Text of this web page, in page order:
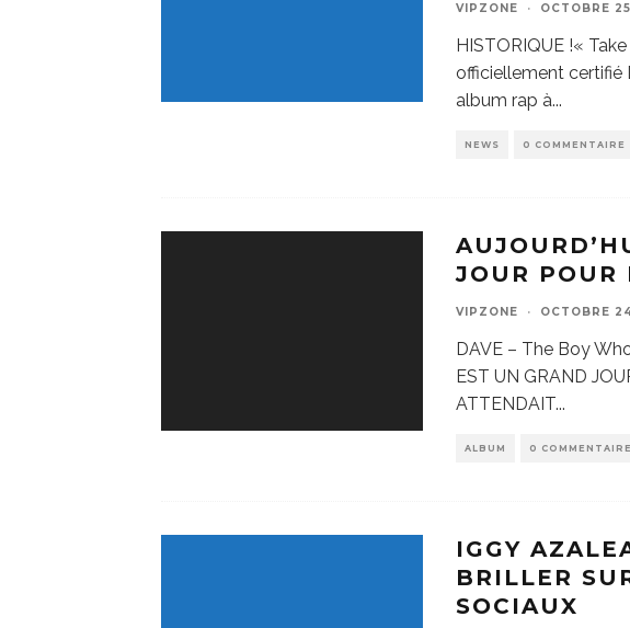
VIPZONE · OCTOBRE
HISTORIQUE !«
officiellement certifié
album rap à...
NEWS 0 COMMENTAIRE
JOUR POUR
VIPZONE · OCTOBRE
DAVE – The Boy
EST UN GRAND
ATTENDAIT...
ALBUM 0 COMMENTAIRE
IGGY
BRILLER
SOCIAUX